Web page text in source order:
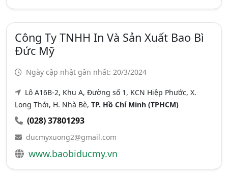
Công Ty TNHH In Và Sản Xuất Bao Bì
Đức Mỹ
Ngày cập nhật gần nhất: 20/3/2024
Lô A16B-2, Khu A, Đường số 1, KCN Hiệp Phước, X.
Long Thới, H. Nhà Bè, TP. Hồ Chí Minh (TPHCM)
(028) 37801293
ducmyxuong2@gmail.com
www.baobiducmy.vn